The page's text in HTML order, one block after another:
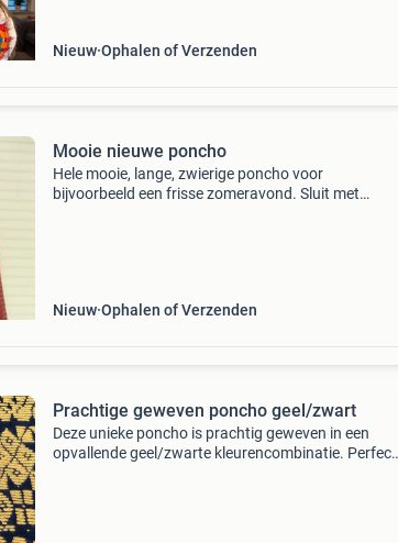
Nieuw Ophalen of Verzenden
Mooie nieuwe poncho
Hele mooie, lange, zwierige poncho voor
bijvoorbeeld een frisse zomeravond. Sluit met
Nieuw Ophalen of Verzenden
Prachtige geweven poncho geel/zwart
Deze unieke poncho is prachtig geweven in een
opvallende geel/zwarte kleurencombinatie. Perfect